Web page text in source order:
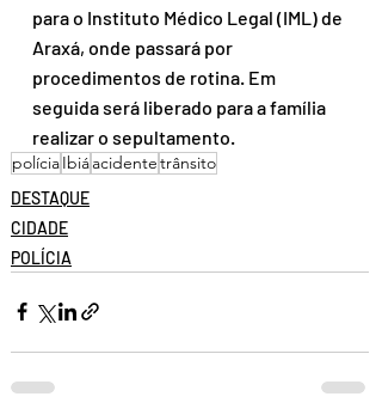
para o Instituto Médico Legal (IML) de
Araxá, onde passará por
procedimentos de rotina. Em
seguida será liberado para a família
realizar o sepultamento.
políciaIbiáacidentetrânsito
DESTAQUE
CIDADE
POLÍCIA